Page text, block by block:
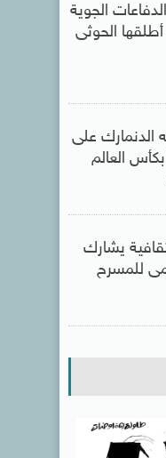
الجوية
الحوثى
الدنمارك على
بكأس العالم
يشارك
للمسرح